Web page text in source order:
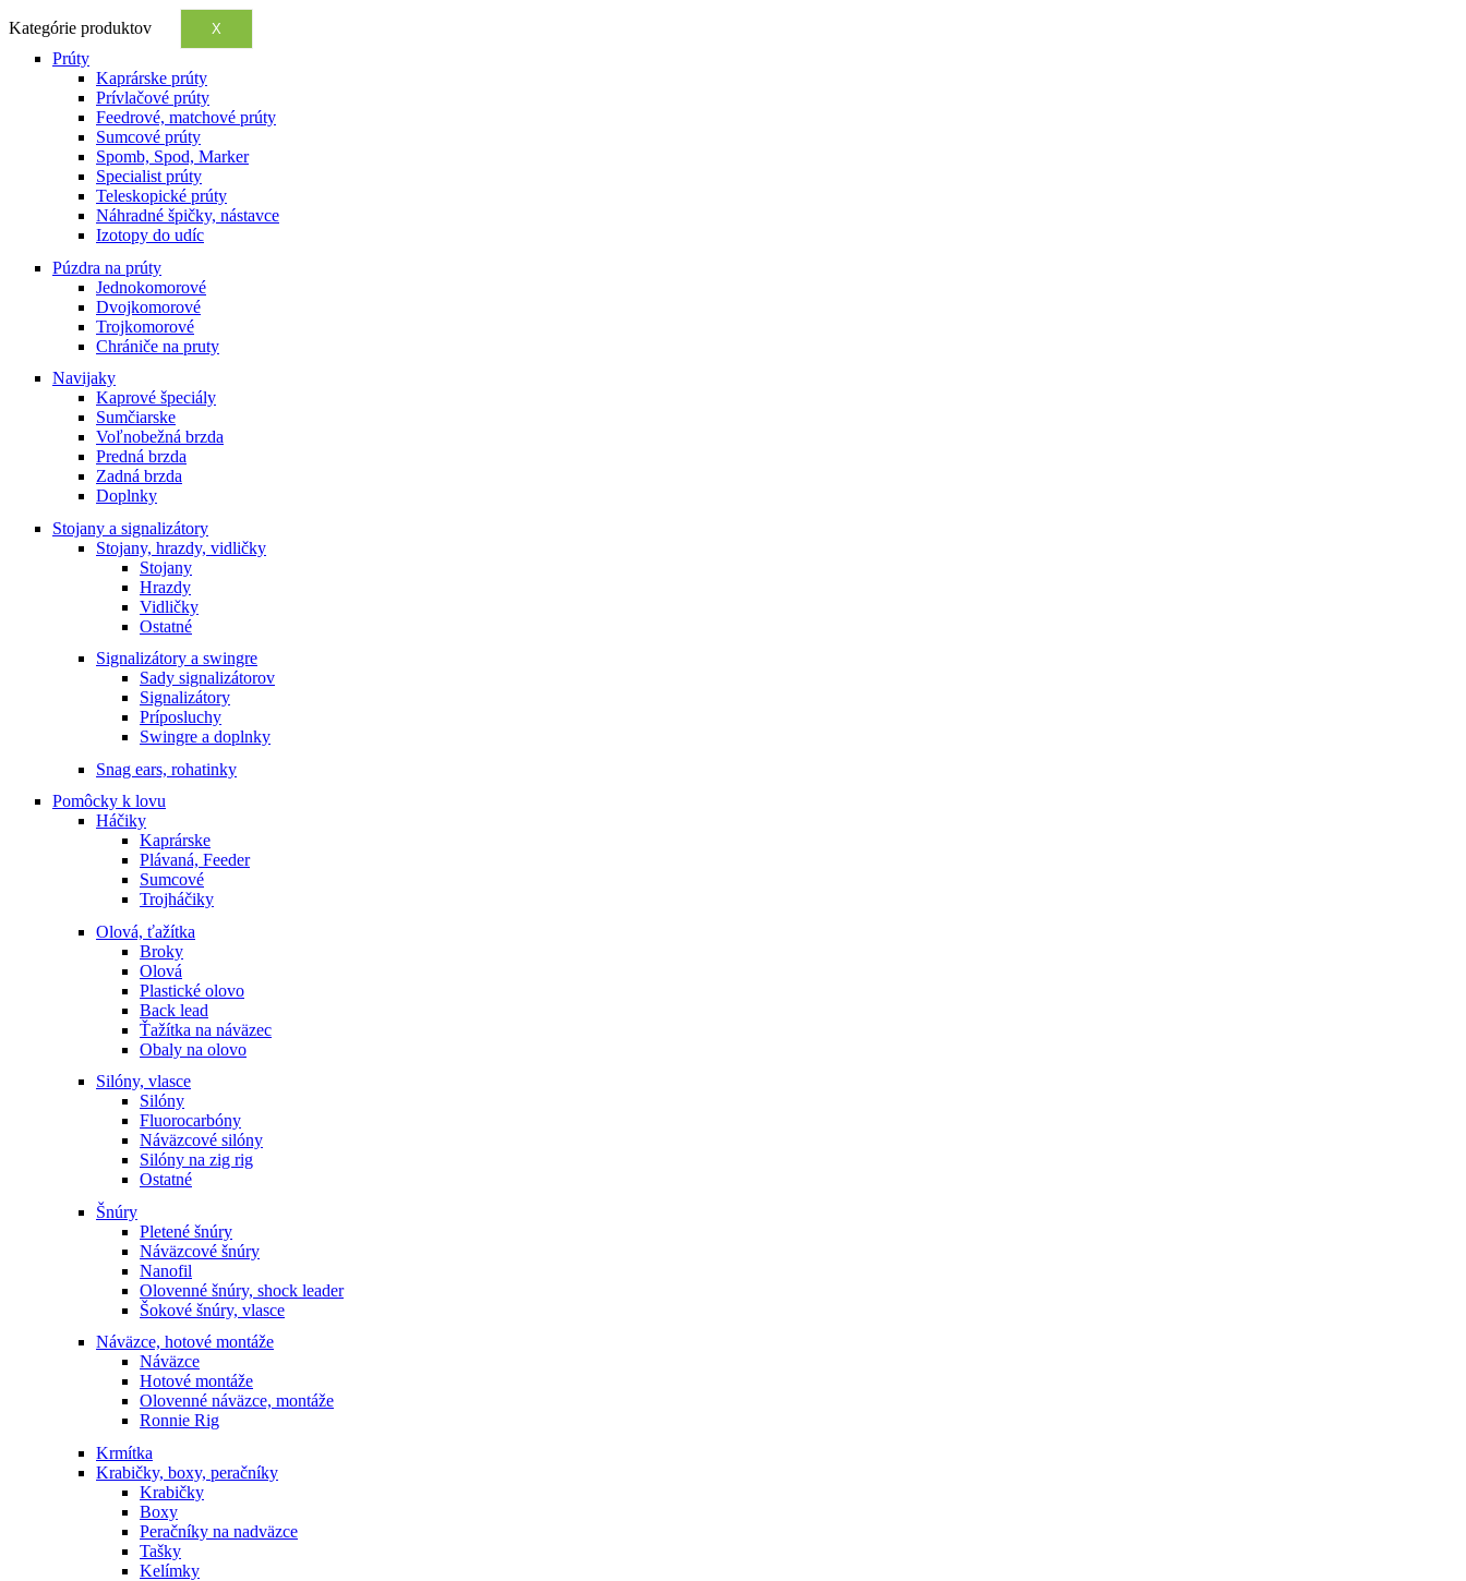
Kategórie produktov X
Prúty
Kaprárske prúty
Prívlačové prúty
Feedrové, matchové prúty
Sumcové prúty
Spomb, Spod, Marker
Specialist prúty
Teleskopické prúty
Náhradné špičky, nástavce
Izotopy do udíc
Púzdra na prúty
Jednokomorové
Dvojkomorové
Trojkomorové
Chrániče na pruty
Navijaky
Kaprové špeciály
Sumčiarske
Voľnobežná brzda
Predná brzda
Zadná brzda
Doplnky
Stojany a signalizátory
Stojany, hrazdy, vidličky
Stojany
Hrazdy
Vidličky
Ostatné
Signalizátory a swingre
Sady signalizátorov
Signalizátory
Príposluchy
Swingre a doplnky
Snag ears, rohatinky
Pomôcky k lovu
Háčiky
Kaprárske
Plávaná, Feeder
Sumcové
Trojháčiky
Olová, ťažítka
Broky
Olová
Plastické olovo
Back lead
Ťažítka na náväzec
Obaly na olovo
Silóny, vlasce
Silóny
Fluorocarbóny
Náväzcové silóny
Silóny na zig rig
Ostatné
Šnúry
Pletené šnúry
Náväzcové šnúry
Nanofil
Olovenné šnúry, shock leader
Šokové šnúry, vlasce
Náväzce, hotové montáže
Náväzce
Hotové montáže
Olovenné náväzce, montáže
Ronnie Rig
Krmítka
Krabičky, boxy, peračníky
Krabičky
Boxy
Peračníky na nadväzce
Tašky
Kelímky